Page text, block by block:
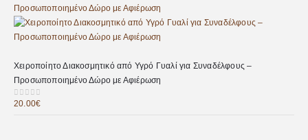
Χειροποίητο Διακοσμητικό από Υγρό Γυαλί για Συναδέλφους –
Προσωποποιημένο Δώρο με Αφιέρωση
0out of 5
20.00€